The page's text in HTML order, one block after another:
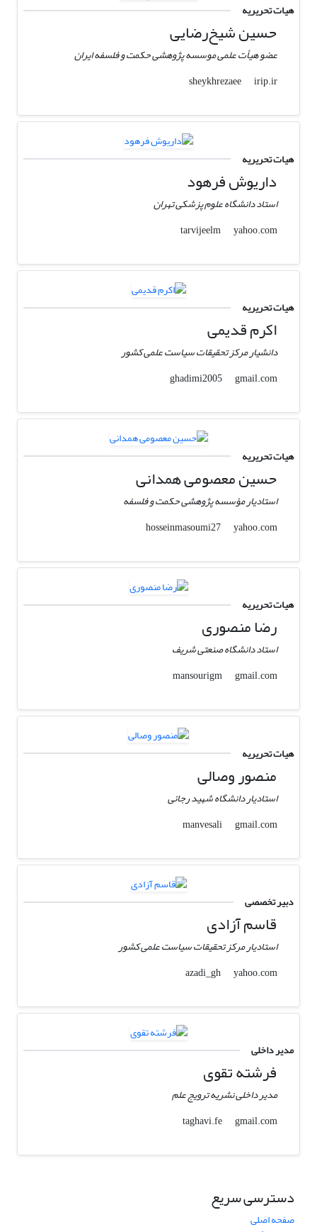
هیات تحریریه
حسین شیخ‌رضایی
عضو هیأت علمی موسسه پژوهشی حکمت و فلسفه ایران
sheykhrezaee
irip.ir
هیات تحریریه
داریوش فرهود
استاد دانشگاه علوم پزشکی تهران
tarvijeelm
yahoo.com
هیات تحریریه
اکرم قدیمی
دانشیار مرکز تحقیقات سیاست علمی کشور
ghadimi2005
gmail.com
هیات تحریریه
حسین معصومی همدانی
استادیار مؤسسه پژوهشی حکمت و فلسفه
hosseinmasoumi27
yahoo.com
هیات تحریریه
رضا منصوری
استاد دانشگاه صنعتی شریف
mansourigm
gmail.com
هیات تحریریه
منصور وصالی
استادیار دانشگاه شهید رجائی
manvesali
gmail.com
دبیر تخصصی
قاسم آزادی
استادیار مرکز تحقیقات سیاست علمی کشور
azadi_gh
yahoo.com
مدیر داخلی
فرشته تقوی
مدیر داخلی نشریه ترویج علم
taghavi.fe
gmail.com
دسترسی سریع
صفحه اصلی